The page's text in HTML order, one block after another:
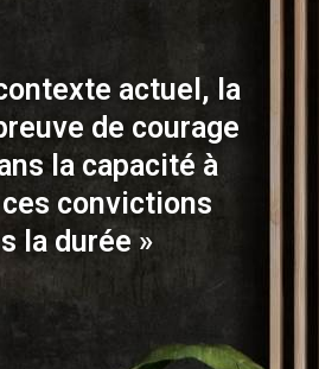
actuel, la
de courage
la capacité à
convictions
la durée »